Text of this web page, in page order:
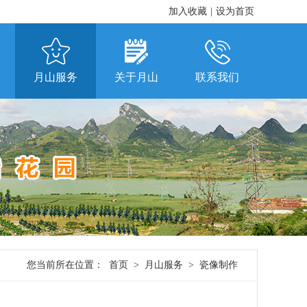
加入收藏 设为首页
月山服务 关于月山 联系我们
您当前所在位置： 首页 > 月山服务 > 瓷像制作